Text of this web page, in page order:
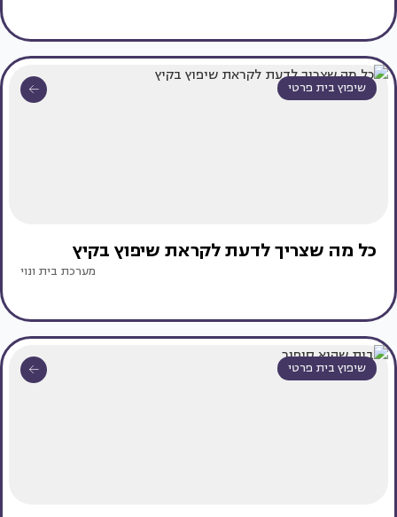
שיפוץ בית פרטי
כל מה שצריך לדעת לקראת שיפוץ בקיץ
מערכת בית ונוי
שיפוץ בית פרטי